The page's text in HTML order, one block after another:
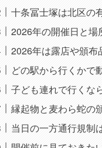
十条冨士塚は北区の
2026年の開催日と場
2026年は露店や頒布
どの駅から行くかで
子ども連れで行くな
縁起物と麦わら蛇の
当日の一方通行規制